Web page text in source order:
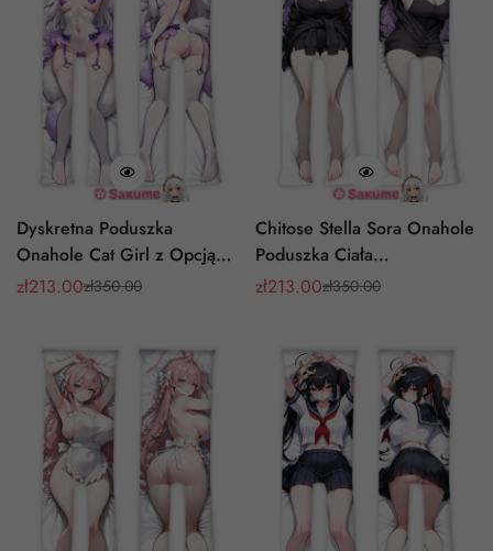
Dyskretna Poduszka
Onahole Cat Girl z Opcją
Oppai Męska
Cena
zł213.00
Cena
zł350.00
Chitose Stella Sora Onahole
Poduszka Ciała
Nadmuchiwana
Cena
zł213.00
Cena
zł350.00